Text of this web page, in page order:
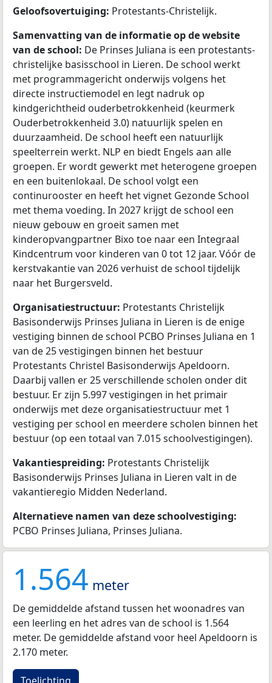
Geloofsovertuiging: Protestants-Christelijk.
Samenvatting van de informatie op de website
van de school: De Prinses Juliana is een protestants-
christelijke basisschool in Lieren. De school werkt
met programmagericht onderwijs volgens het
directe instructiemodel en legt nadruk op
kindgerichtheid ouderbetrokkenheid (keurmerk
Ouderbetrokkenheid 3.0) natuurlijk spelen en
duurzaamheid. De school heeft een natuurlijk
speelterrein werkt. NLP en biedt Engels aan alle
groepen. Er wordt gewerkt met heterogene groepen
en een buitenlokaal. De school volgt een
continurooster en heeft het vignet Gezonde School
met thema voeding. In 2027 krijgt de school een
nieuw gebouw en groeit samen met
kinderopvangpartner Bixo toe naar een Integraal
Kindcentrum voor kinderen van 0 tot 12 jaar. Vóór de
kerstvakantie van 2026 verhuist de school tijdelijk
naar het Burgersveld.
Organisatiestructuur: Protestants Christelijk
Basisonderwijs Prinses Juliana in Lieren is de enige
vestiging binnen de school PCBO Prinses Juliana en 1
van de 25 vestigingen binnen het bestuur
Protestants Christel Basisonderwijs Apeldoorn.
Daarbij vallen er 25 verschillende scholen onder dit
bestuur. Er zijn 5.997 vestigingen in het primair
onderwijs met deze organisatiestructuur met 1
vestiging per school en meerdere scholen binnen het
bestuur (op een totaal van 7.015 schoolvestigingen).
Vakantiespreiding: Protestants Christelijk
Basisonderwijs Prinses Juliana in Lieren valt in de
vakantieregio Midden Nederland.
Alternatieve namen van deze schoolvestiging:
PCBO Prinses Juliana, Prinses Juliana.
1.564 meter
De gemiddelde afstand tussen het woonadres van
een leerling en het adres van de school is 1.564
meter. De gemiddelde afstand voor heel Apeldoorn is
2.170 meter.